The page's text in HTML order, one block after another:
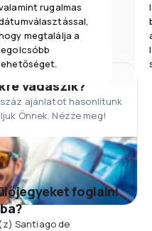
rugalmas
megtalálja a
vadászik?
száz ajánlatot hasonlítunk
Önnek. Nézze meg!
foglalni
Santiago de